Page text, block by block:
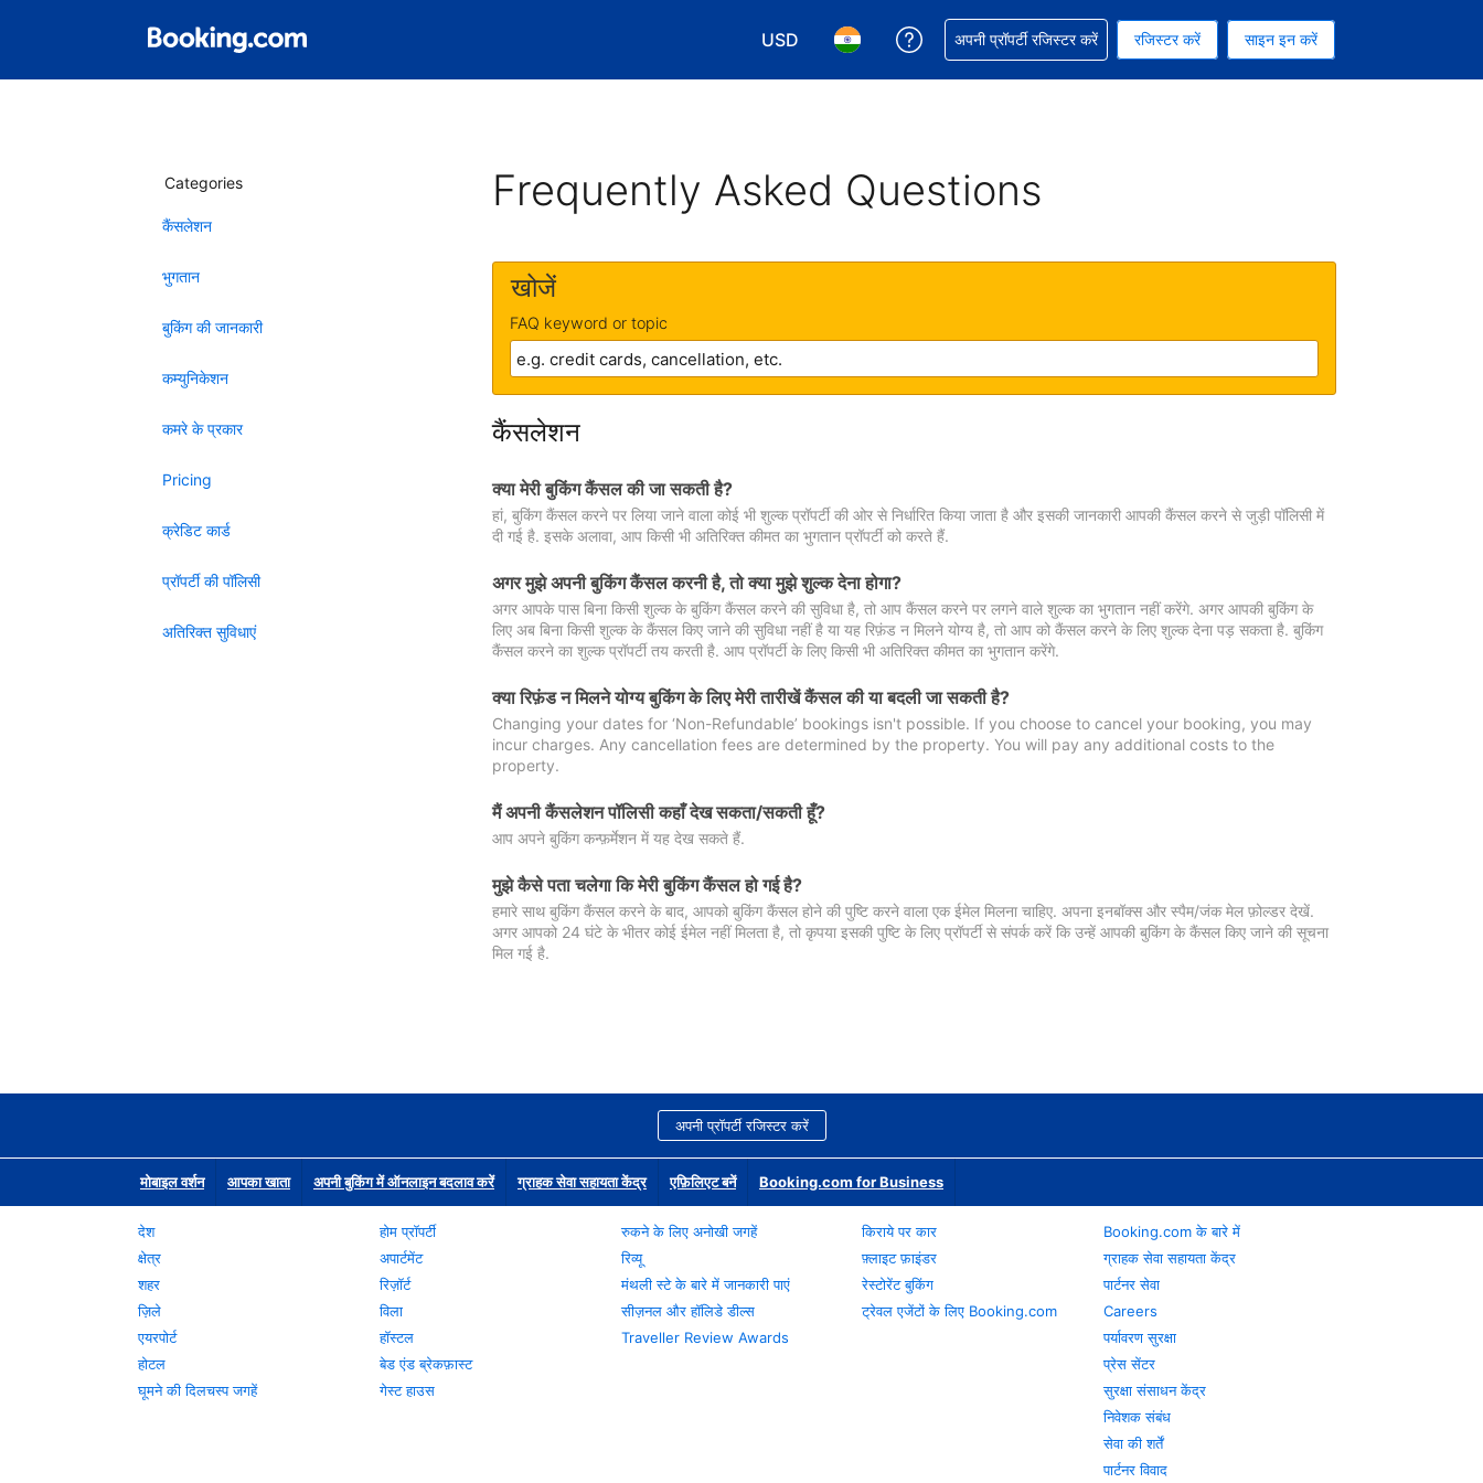
USD
अपनी करेंसी चुनें. आपने अभी USD करेंसी को चुना हुआ है
अपनी भाषा चुनें. आपने अभी हिन्दी भाषा को चुना हुआ है
अपनी बुकिंग में सहायता पाएं
अपनी प्रॉपर्टी रजिस्टर करें रजिस्टर करें साइन इन करें
Categories
कैंसलेशन
भुगतान
बुकिंग की जानकारी
कम्युनिकेशन
कमरे के प्रकार
Pricing
क्रेडिट कार्ड
प्रॉपर्टी की पॉलिसी
अतिरिक्त सुविधाएं
Frequently Asked Questions
खोजें
FAQ keyword or topic
कैंसलेशन
क्या मेरी बुकिंग कैंसल की जा सकती है?
हां, बुकिंग कैंसल करने पर लिया जाने वाला कोई भी शुल्क प्रॉपर्टी की ओर से निर्धारित किया जाता है और इसकी जानकारी आपकी कैंसल करने से जुड़ी पॉलिसी में
दी गई है. इसके अलावा, आप किसी भी अतिरिक्त कीमत का भुगतान प्रॉपर्टी को करते हैं.
अगर मुझे अपनी बुकिंग कैंसल करनी है, तो क्या मुझे शुल्क देना होगा?
अगर आपके पास बिना किसी शुल्क के बुकिंग कैंसल करने की सुविधा है, तो आप कैंसल करने पर लगने वाले शुल्क का भुगतान नहीं करेंगे. अगर आपकी बुकिंग के
लिए अब बिना किसी शुल्क के कैंसल किए जाने की सुविधा नहीं है या यह रिफ़ंड न मिलने योग्य है, तो आप को कैंसल करने के लिए शुल्क देना पड़ सकता है. बुकिंग
कैंसल करने का शुल्क प्रॉपर्टी तय करती है. आप प्रॉपर्टी के लिए किसी भी अतिरिक्त कीमत का भुगतान करेंगे.
क्या रिफ़ंड न मिलने योग्य बुकिंग के लिए मेरी तारीखें कैंसल की या बदली जा सकती है?
Changing your dates for ‘Non-Refundable’ bookings isn't possible. If you choose to cancel your booking, you may
incur charges. Any cancellation fees are determined by the property. You will pay any additional costs to the
property.
मैं अपनी कैंसलेशन पॉलिसी कहाँ देख सकता/सकती हूँ?
आप अपने बुकिंग कन्फ़र्मेशन में यह देख सकते हैं.
मुझे कैसे पता चलेगा कि मेरी बुकिंग कैंसल हो गई है?
हमारे साथ बुकिंग कैंसल करने के बाद, आपको बुकिंग कैंसल होने की पुष्टि करने वाला एक ईमेल मिलना चाहिए. अपना इनबॉक्स और स्पैम/जंक मेल फ़ोल्डर देखें.
अगर आपको 24 घंटे के भीतर कोई ईमेल नहीं मिलता है, तो कृपया इसकी पुष्टि के लिए प्रॉपर्टी से संपर्क करें कि उन्हें आपकी बुकिंग के कैंसल किए जाने की सूचना
मिल गई है.
अपनी प्रॉपर्टी रजिस्टर करें
मोबाइल वर्शन आपका खाता अपनी बुकिंग में ऑनलाइन बदलाव करें ग्राहक सेवा सहायता केंद्र एफ़िलिएट बनें Booking.com for Business
देश
क्षेत्र
शहर
ज़िले
एयरपोर्ट
होटल
घूमने की दिलचस्प जगहें
होम प्रॉपर्टी
अपार्टमेंट
रिज़ॉर्ट
विला
हॉस्टल
बेड एंड ब्रेकफ़ास्ट
गेस्ट हाउस
रुकने के लिए अनोखी जगहें
रिव्यू
मंथली स्टे के बारे में जानकारी पाएं
सीज़नल और हॉलिडे डील्स
Traveller Review Awards
किराये पर कार
फ़्लाइट फ़ाइंडर
रेस्टोरेंट बुकिंग
ट्रेवल एजेंटों के लिए Booking.com
Booking.com के बारे में
ग्राहक सेवा सहायता केंद्र
पार्टनर सेवा
Careers
पर्यावरण सुरक्षा
प्रेस सेंटर
सुरक्षा संसाधन केंद्र
निवेशक संबंध
सेवा की शर्तें
पार्टनर विवाद